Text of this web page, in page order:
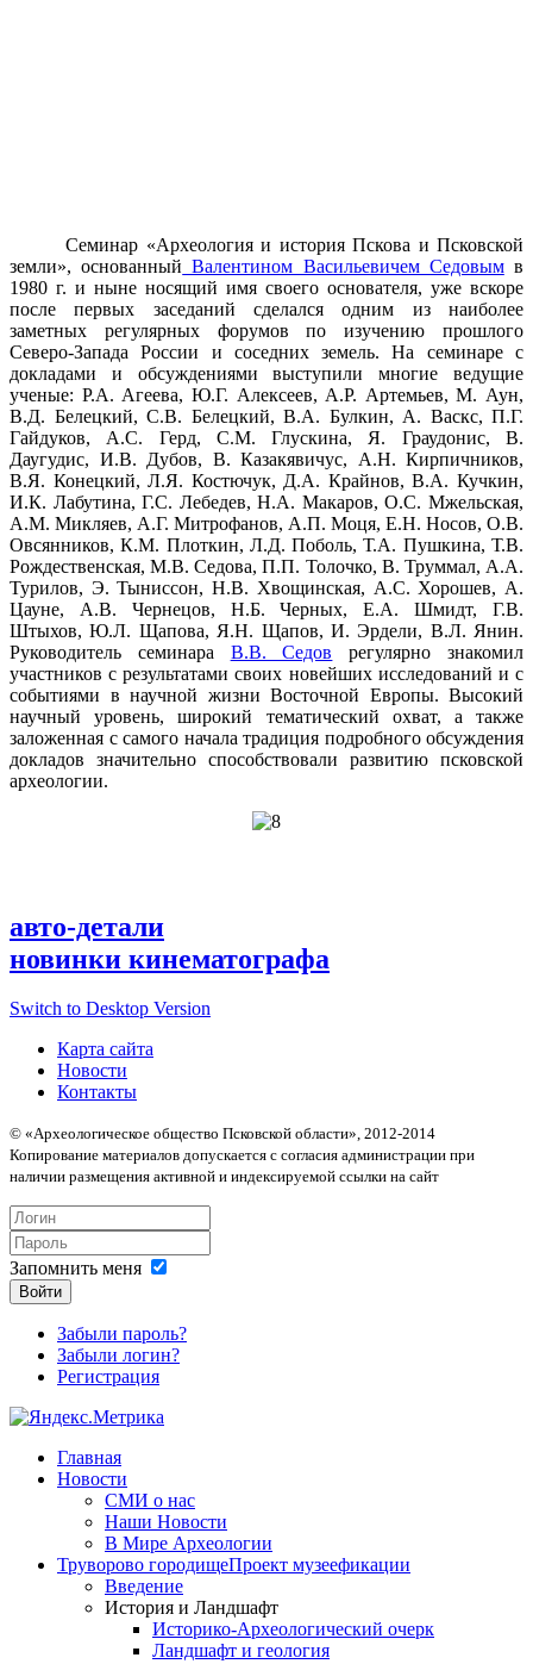
Семинар «Археология и история Пскова и Псковской
земли», основанный Валентином Васильевичем Седовымв
1980 г. и ныне носящий имя своего основателя, уже вскоре
после первых заседаний сделался одним из наиболее
заметных регулярных форумов по изучению прошлого
Северо-Запада России и соседних земель. На семинаре с
докладами и обсуждениями выступили многие ведущие
ученые: Р.А. Агеева, Ю.Г. Алексеев, А.Р. Артемьев, М. Аун,
В.Д. Белецкий, С.В. Белецкий, В.А. Булкин, А. Васкс, П.Г.
Гайдуков, А.С. Герд, С.М. Глускина, Я. Граудонис, В.
Даугудис, И.В. Дубов, В. Казакявичус, А.Н. Кирпичников,
В.Я. Конецкий, Л.Я. Костючук, Д.А. Крайнов, В.А. Кучкин,
И.К. Лабутина, Г.С. Лебедев, Н.А. Макаров, О.С. Мжельская,
А.М. Микляев, А.Г. Митрофанов, А.П. Моця, Е.Н. Носов, О.В.
Овсянников, К.М. Плоткин, Л.Д. Поболь, Т.А. Пушкина, Т.В.
Рождественская, М.В. Седова, П.П. Толочко, В. Труммал, А.А.
Турилов, Э. Тыниссон, Н.В. Хвощинская, А.С. Хорошев, А.
Цауне, А.В. Чернецов, Н.Б. Черных, Е.А. Шмидт, Г.В.
Штыхов, Ю.Л. Щапова, Я.Н. Щапов, И. Эрдели, В.Л. Янин.
Руководитель семинара В.В. Седов регулярно знакомил
участников с результатами своих новейших исследований и с
событиями в научной жизни Восточной Европы. Высокий
научный уровень, широкий тематический охват, а также
заложенная с самого начала традиция подробного обсуждения
докладов значительно способствовали развитию псковской
археологии.
авто-детали
новинки кинематографа
Switch to Desktop Version
Карта сайта
Новости
Контакты
© «Археологическое общество Псковской области», 2012-2014
Копирование материалов допускается с согласия администрации при
наличии размещения активной и индексируемой ссылки на сайт
Запомнить меня
Войти
Забыли пароль?
Забыли логин?
Регистрация
Главная
Новости
СМИ о нас
Наши Новости
В Мире Археологии
Труворово городищеПроект музеефикации
Введение
История и Ландшафт
Историко-Археологический очерк
Ландшафт и геология